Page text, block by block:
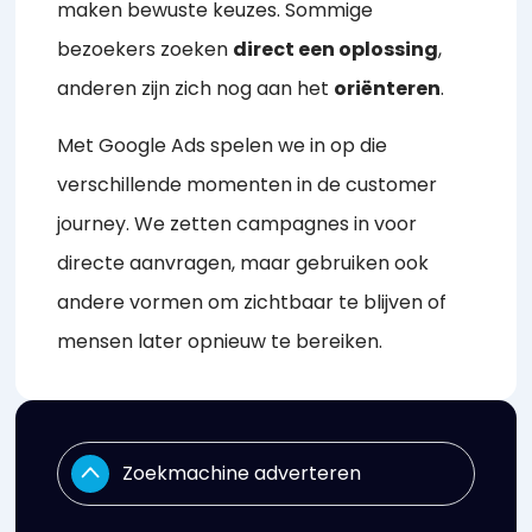
maken bewuste keuzes. Sommige
bezoekers zoeken direct een oplossing,
anderen zijn zich nog aan het oriënteren.
Met Google Ads spelen we in op die
verschillende momenten in de customer
journey. We zetten campagnes in voor
directe aanvragen, maar gebruiken ook
andere vormen om zichtbaar te blijven of
mensen later opnieuw te bereiken.
Zoekmachine adverteren